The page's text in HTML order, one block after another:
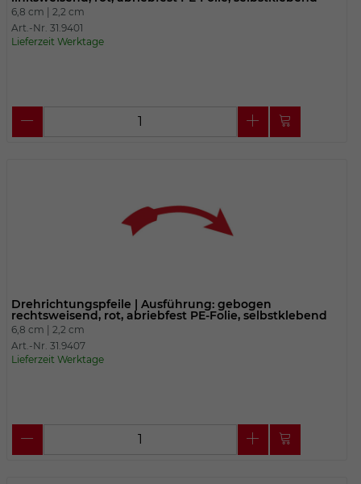
6,8 cm | 2,2 cm
Art.-Nr. 31.9401
Lieferzeit Werktage
Drehrichtungspfeile | Ausführung: gebogen
rechtsweisend, rot, abriebfest PE-Folie, selbstklebend
6,8 cm | 2,2 cm
Art.-Nr. 31.9407
Lieferzeit Werktage